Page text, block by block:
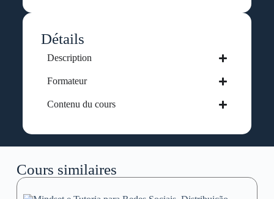
Détails
Description
Formateur
Contenu du cours
Cours similaires